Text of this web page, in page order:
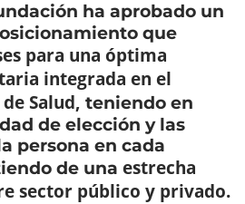
ha aprobado un
que
para una óptima
integrada en el
Salud, teniendo en
de elección y las
persona en cada
de una estrecha
sector público y privado.